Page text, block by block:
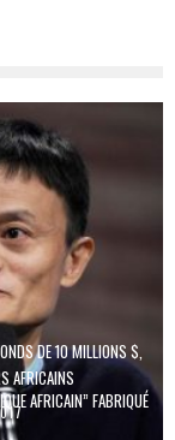
DE 10 MILLIONS $,
AFRICAINS
AFRICAIN” FABRIQUÉ